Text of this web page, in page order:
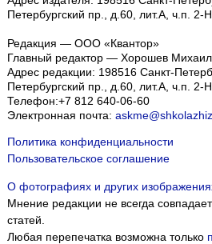
Петербургский пр., д.60, лит.А, ч.п.
Редакция — ООО «Квантор»
Главный редактор — Хорошев
Адрес редакции: 198516 Санкт-
Петербургский пр., д.60, лит.А, ч.п.
Телефон:+7 812 640-06-60
Электронная почта:
Политика конфиденциальности
Пользовательское соглашение
О фотографиях и других
Мнение редакции не всегда
статей.
Любая перепечатка возможна только